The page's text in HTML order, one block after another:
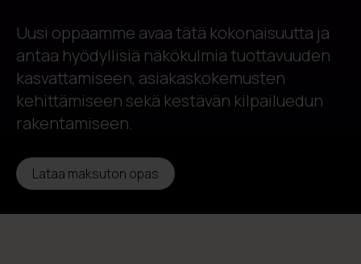
Uusi oppaamme avaa tätä kokonaisuutta ja
antaa hyödyllisiä näkökulmia tuottavuuden
kasvattamiseen, asiakaskokemusten
kehittämiseen sekä kestävän kilpailuedun
rakentamiseen.
Lataa maksuton opas